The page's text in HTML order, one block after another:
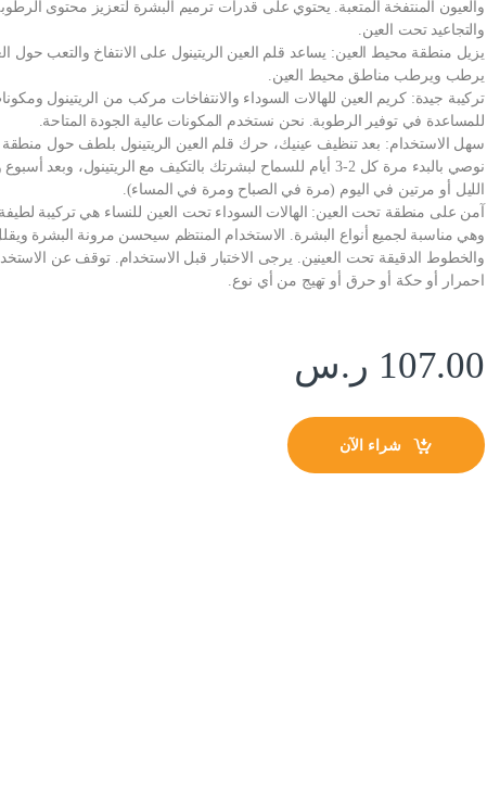
والعيون المنتفخة المتعبة. يحتوي على قدرات ترميم البشرة لتعزيز محتوى
والتجاعيد تحت العين.
يزيل منطقة محيط العين: يساعد قلم العين الريتينول على الانتفاخ والتعب حول
يرطب ويرطب مناطق محيط العين.
تركيبة جيدة: كريم العين للهالات السوداء والانتفاخات مركب من الريتينول
للمساعدة في توفير الرطوبة. نحن نستخدم المكونات عالية الجودة المتاحة.
سهل الاستخدام: بعد تنظيف عينيك، حرك قلم العين الريتينول بلطف حول منطقة
نوصي بالبدء مرة كل 2-3 أيام للسماح لبشرتك بالتكيف مع
الليل أو مرتين في اليوم (مرة في الصباح ومرة في المساء).
آمن على منطقة تحت العين: الهالات السوداء تحت العين للنساء هي تركيبة
وهي مناسبة لجميع أنواع البشرة. الاستخدام المنتظم سيحسن مرونة البشرة ويقلل
والخطوط الدقيقة تحت العينين. يرجى الاختبار قبل الاستخدام. توقف عن
احمرار أو حكة أو حرق أو تهيج من أي نوع.
107.00 ر.س
شراء الآن